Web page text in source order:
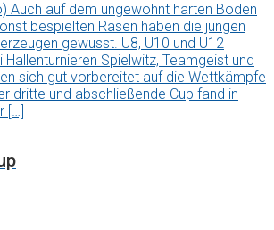
Auch auf dem ungewohnt harten Boden
bespielten Rasen haben die jungen
gewusst. U8, U10 und U12
Spielwitz, Teamgeist und
sich gut vorbereitet auf die Wettkämpfe
dritte und abschließende Cup fand in
[…]